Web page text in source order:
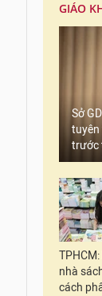
GIÁO
Sở
tuyên
trước
nhà
cách